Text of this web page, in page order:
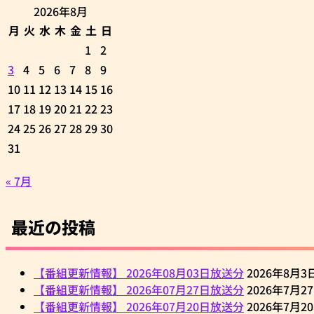
2026年8月
月 火 水 木 金 土 日
1 2
3 4 5 6 7 8 9
10 11 12 13 14 15 16
17 18 1920212223
24252627282930
31
« 7月
最近の投稿
【番組更新情報】 2026年08月03日放送分2026年8月3
【番組更新情報】 2026年07月27日放送分2026年7月
【番組更新情報】 2026年07月20日放送分2026年7月